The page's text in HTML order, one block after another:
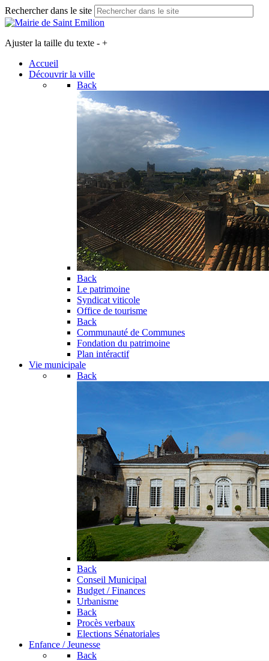
Rechercher dans le site
Ajuster la taille du texte - +
Accueil
Découvrir la ville
Back
Back
Le patrimoine
Syndicat viticole
Office de tourisme
Back
Communauté de Communes
Fondation du patrimoine
Plan intéractif
Vie municipale
Back
Back
Conseil Municipal
Budget / Finances
Urbanisme
Back
Procès verbaux
Elections Sénatoriales
Enfance / Jeunesse
Back